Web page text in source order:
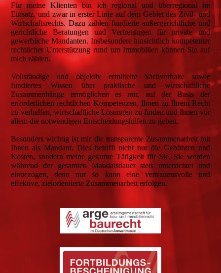
Für meine Klienten bin ich regional und überregional im
Einsatz, und zwar in erster Linie auf dem Gebiet des Zivil- und
Wirtschaftsrechts. Dazu zählen fundierte außergerichtliche und
gerichtliche Beratungen und Vertretungen für private und
gewerbliche Mandanten. Insbesondere hinsichtlich kompetenter
rechtlicher Unterstützung rund um Immobilien können Sie auf
mich zählen.
Vollständige und objektiv ermittelte Sachverhalte sowie
fundiertes Wissen über praktische und wirtschaftliche
Zusammenhänge ermöglichen es mir, auf der Basis der
erforderlichen rechtlichen Kompetenzen, Ihnen zu Ihrem Recht
zu verhelfen, wirtschaftliche Lösungen zu finden und Ihnen vor
allem die notwendigen Entscheidungshilfen zu geben.
Besonders wichtig ist mir die transparente Zusammenarbeit mit
Ihnen als Mandant. Dies betrifft nicht nur die Gebühren und
Kosten, sondern meine gesamte Tätigkeit für Sie. Sie werden
während der gesamten Mandatsdauer stets unterrichtet und
einbezogen, denn nur so kann eine vertrauensvolle und
effektive, zielorientierte Zusammenarbeit erfolgen.